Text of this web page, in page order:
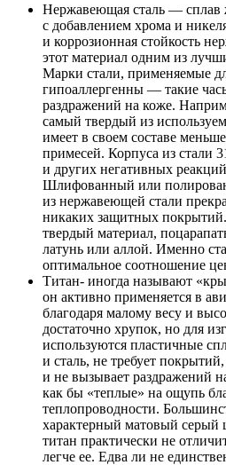
Нержавеющая сталь — сплав
с добавлением хрома и
и коррозионная стойкость
этот материал одним из
Марки стали, применяемые
гипоаллергенны — такие
раздражений на коже.
самый твердый из
имеет в своем составе
примесей. Корпуса из стали
и других негативных
Шлифованный или
из нержавеющей стали
никаких защитных
твердый материал,
латунь или аллой. Именно
оптимальное соотношение
Титан- иногда называют
он активно применяется в
благодаря малому весу и
достаточно хрупок, но для
используются пластичные
и сталь, не требует
и не вызывает раздражений
как бы «теплые» на ощупь
теплопроводности.
характерный матовый серый
титан практически не
легче ее. Едва ли не